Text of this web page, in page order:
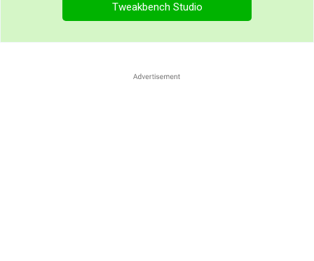
Tweakbench Studio